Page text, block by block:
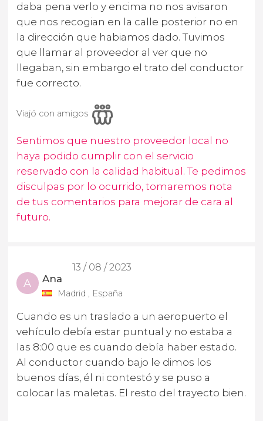
daba pena verlo y encima no nos avisaron
que nos recogian en la calle posterior no en
la dirección que habiamos dado. Tuvimos
que llamar al proveedor al ver que no
llegaban, sin embargo el trato del conductor
fue correcto.
Viajó con amigos
Sentimos que nuestro proveedor local no
haya podido cumplir con el servicio
reservado con la calidad habitual. Te pedimos
disculpas por lo ocurrido, tomaremos nota
de tus comentarios para mejorar de cara al
futuro.
13 / 08 / 2023
A Ana
Madrid , España
Cuando es un traslado a un aeropuerto el
vehículo debía estar puntual y no estaba a
las 8:00 que es cuando debía haber estado.
Al conductor cuando bajo le dimos los
buenos días, él ni contestó y se puso a
colocar las maletas. El resto del trayecto bien.